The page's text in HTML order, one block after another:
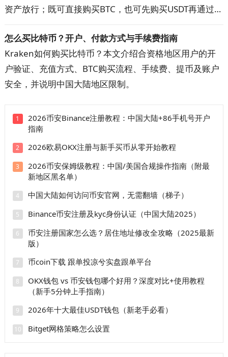
资产放行；既可直接购买BTC，也可先购买USDT再通过
选区、商家筛选、扫码或好友转账、手续费、到账时间和
订单申诉。操作前先看防骗清单，避免付错款、超时取消
和平台外交易。
怎么买比特币？开户、付款方式与手续费指南
Kraken如何购买比特币？本文介绍合资格地区用户的开
户验证、充值方式、BTC购买流程、手续费、提币及账户
安全，并说明中国大陆地区限制。
1
2026币安Binance注册教程：中国大陆+86手机号开户
指南
2 2026欧易OKX注册与新手买币从零开始教程
3
2026币安保姆级教程：中国/美国合规操作指南（附最
新地区黑名单）
4 中国大陆如何访问币安官网，无需翻墙（梯子）
5 Binance币安注册及kyc身份认证（中国大陆2025）
6
币安注册国家怎么选？居住地址修改全攻略（2025最新
版）
7 币coin下载 跟单投凉兮实盘跟单平台
8
OKX钱包 vs 币安钱包哪个好用？深度对比+使用教程
（新手5分钟上手指南）
9 2026年十大最佳USDT钱包（新老手必看）
10 Bitget网格策略怎么设置